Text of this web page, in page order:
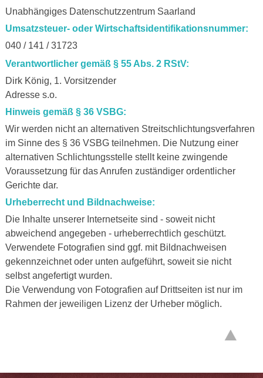
Unabhängiges Datenschutzzentrum Saarland
Umsatzsteuer- oder Wirtschaftsidentifikationsnummer:
040 / 141 / 31723
Verantwortlicher gemäß § 55 Abs. 2 RStV:
Dirk König, 1. Vorsitzender
Adresse s.o.
Hinweis gemäß § 36 VSBG:
Wir werden nicht an alternativen Streitschlichtungsverfahren
im Sinne des § 36 VSBG teilnehmen. Die Nutzung einer
alternativen Schlichtungsstelle stellt keine zwingende
Voraussetzung für das Anrufen zuständiger ordentlicher
Gerichte dar.
Urheberrecht und Bildnachweise:
Die Inhalte unserer Internetseite sind - soweit nicht
abweichend angegeben - urheberrechtlich geschützt.
Verwendete Fotografien sind ggf. mit Bildnachweisen
gekennzeichnet oder unten aufgeführt, soweit sie nicht
selbst angefertigt wurden.
Die Verwendung von Fotografien auf Drittseiten ist nur im
Rahmen der jeweiligen Lizenz der Urheber möglich.